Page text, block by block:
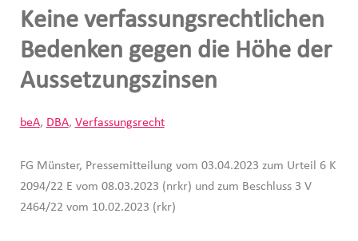
Keine verfassungsrechtlichen
Bedenken gegen die Höhe der
Aussetzungszinsen
beA, DBA, Verfassungsrecht
FG Münster, Pressemitteilung vom 03.04.2023 zum Urteil 6 K
2094/22 E vom 08.03.2023 (nrkr) und zum Beschluss 3 V
2464/22 vom 10.02.2023 (rkr)